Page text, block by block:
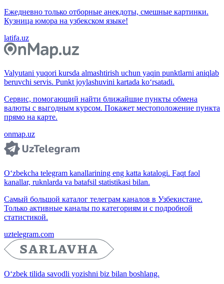
Ежедневно только отборные анекдоты, смешные картинки.
Кузница юмора на узбекском языке!
latifa.uz
Valyutani yuqori kursda almashtirish uchun yaqin punktlarni aniqlab
beruvchi servis. Punkt joylashuvini kartada ko‘rsatadi.
Сервис, помогающий найти ближайшие пункты обмена
валюты с выгодным курсом. Покажет местоположение пункта
прямо на карте.
onmap.uz
O‘zbekcha telegram kanallarining eng katta katalogi. Faqt faol
kanallar, ruknlarda va batafsil statistikasi bilan.
Самый большой каталог телеграм каналов в Узбекистане.
Только активные каналы по категориям и с подробной
статистикой.
uztelegram.com
O‘zbek tilida savodli yozishni biz bilan boshlang.